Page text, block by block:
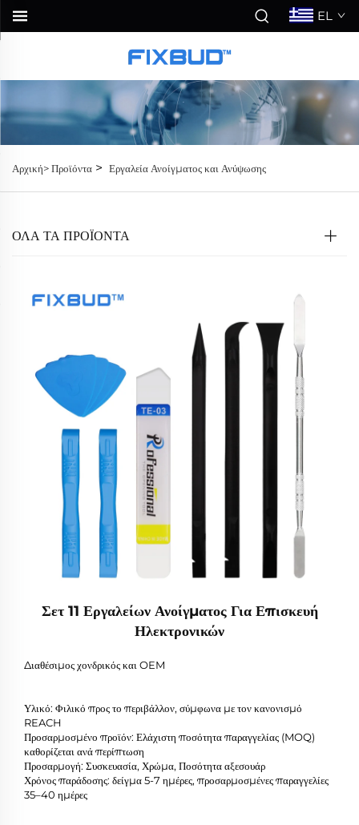
EL
Αρχική>Προϊόντα > Εργαλεία Ανοίγματος και Ανύψωσης
ΟΛΑ ΤΑ ΠΡΟΪΟΝΤΑ
Σετ 11 Εργαλείων Ανοίγματος Για Επισκευή
Ηλεκτρονικών
Διαθέσιμος χονδρικός και OEM
Υλικό: Φιλικό προς το περιβάλλον, σύμφωνα με τον κανονισμό
REACH
Προσαρμοσμένο προϊόν: Ελάχιστη ποσότητα παραγγελίας (MOQ)
καθορίζεται ανά περίπτωση
Προσαρμογή: Συσκευασία, Χρώμα, Ποσότητα αξεσουάρ
Χρόνος παράδοσης: δείγμα 5-7 ημέρες, προσαρμοσμένες παραγγελίες
35–40 ημέρες